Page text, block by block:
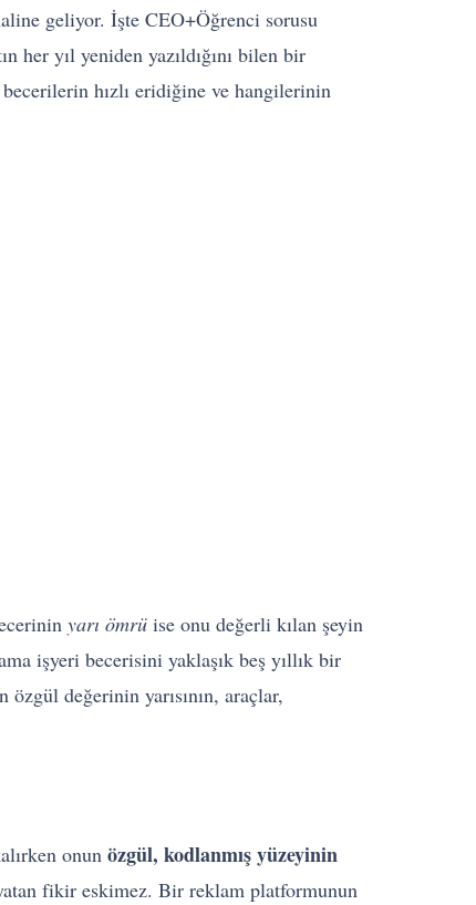
geliyor. İşte CEO+Öğrenci sorusu
yıl yeniden yazıldığını bilen bir
hızlı eridiğine ve hangilerinin
yarı ömrü ise onu değerli kılan şeyin
işyeri becerisini yaklaşık beş yıllık bir
değerinin yarısının, araçlar,
onun özgül, kodlanmış yüzeyinin
fikir eskimez. Bir reklam platformunun